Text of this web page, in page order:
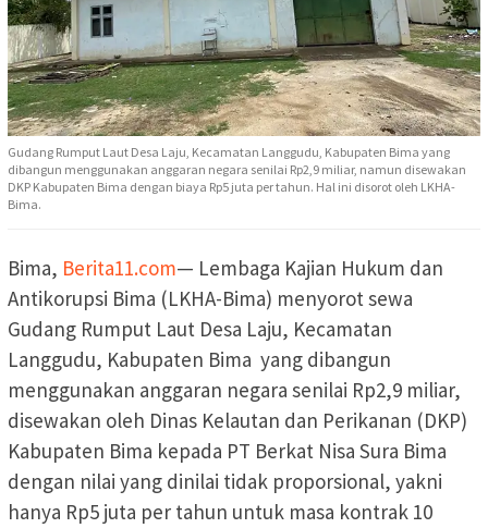
Gudang Rumput Laut Desa Laju, Kecamatan Langgudu, Kabupaten Bima yang
dibangun menggunakan anggaran negara senilai Rp2,9 miliar, namun disewakan
DKP Kabupaten Bima dengan biaya Rp5 juta per tahun. Hal ini disorot oleh LKHA-
Bima.
Bima, Berita11.com— Lembaga Kajian Hukum dan
Antikorupsi Bima (LKHA-Bima) menyorot sewa
Gudang Rumput Laut Desa Laju, Kecamatan
Langgudu, Kabupaten Bima yang dibangun
menggunakan anggaran negara senilai Rp2,9 miliar,
disewakan oleh Dinas Kelautan dan Perikanan (DKP)
Kabupaten Bima kepada PT Berkat Nisa Sura Bima
dengan nilai yang dinilai tidak proporsional, yakni
hanya Rp5 juta per tahun untuk masa kontrak 10